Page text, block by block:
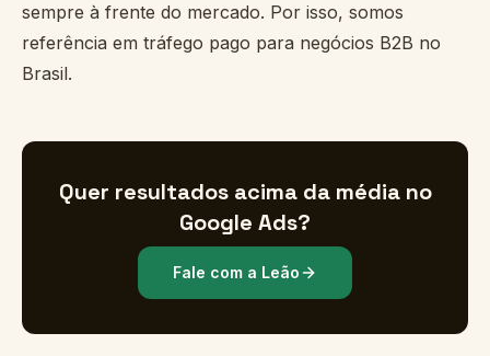
sempre à frente do mercado. Por isso, somos
referência em tráfego pago para negócios B2B no
Brasil.
Quer resultados acima da média no
Google Ads?
Fale com a Leão